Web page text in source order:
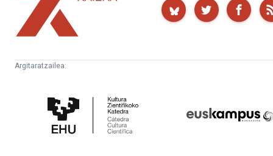
Argitaratzailea:
Zientifikoko
Katedra